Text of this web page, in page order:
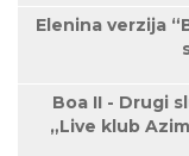
Elenina verzija
Boa II - Drugi
„Live klub